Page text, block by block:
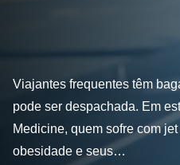
Viajantes frequentes têm
pode ser despachada. Em
Medicine, quem sofre com
obesidade e seus…